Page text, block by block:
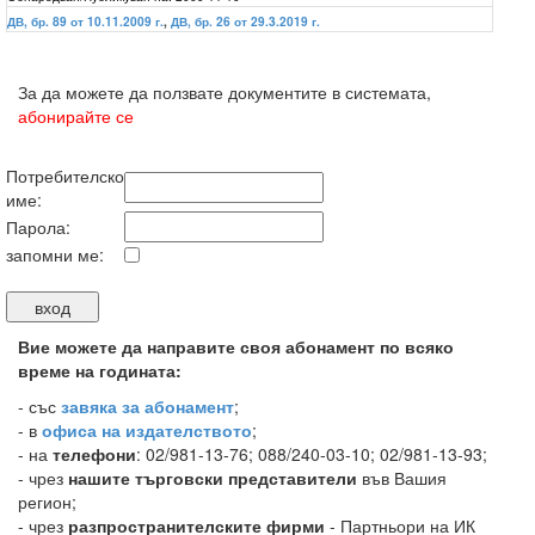
ДВ, бр. 89 от 10.11.2009 г., ДВ, бр. 26 от 29.3.2019 г.
За да можете да ползвате документите в системата,
абонирайте се
Потребителско
име:
Парола:
запомни ме:
Вие можете да направите своя абонамент по всяко
време на годината:
- със завяка за абонамент;
- в офиса на издателството;
- на телефони: 02/981-13-76; 088/240-03-10; 02/981-13-93;
- чрез нашите търговски представители във Вашия
регион;
- чрез разпространителските фирми - Партньори на ИК